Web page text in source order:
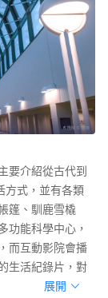
要介紹從古代到
方式，並有各類
篷、馴鹿雪橇
功能科學中心，
而互動影院會播
生活紀錄片，對
展開